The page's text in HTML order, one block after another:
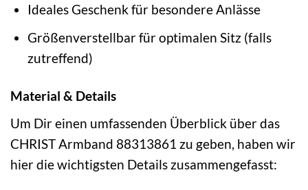
Ideales Geschenk für besondere Anlässe
Größenverstellbar für optimalen Sitz (falls
zutreffend)
Material & Details
Um Dir einen umfassenden Überblick über das
CHRIST Armband 88313861 zu geben, haben wir
hier die wichtigsten Details zusammengefasst: